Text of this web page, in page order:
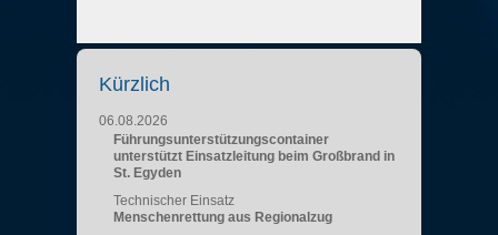
Kürzlich
06.08.2026
Führungsunterstützungscontainer
unterstützt Einsatzleitung beim Großbrand in
St. Egyden
Technischer Einsatz
Menschenrettung aus Regionalzug